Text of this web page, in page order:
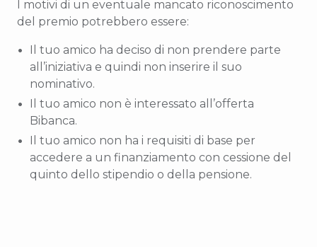
I motivi di un eventuale mancato riconoscimento
del premio potrebbero essere:
Il tuo amico ha deciso di non prendere parte
all’iniziativa e quindi non inserire il suo
nominativo.
Il tuo amico non è interessato all’offerta
Bibanca.
Il tuo amico non ha i requisiti di base per
accedere a un finanziamento con cessione del
quinto dello stipendio o della pensione.